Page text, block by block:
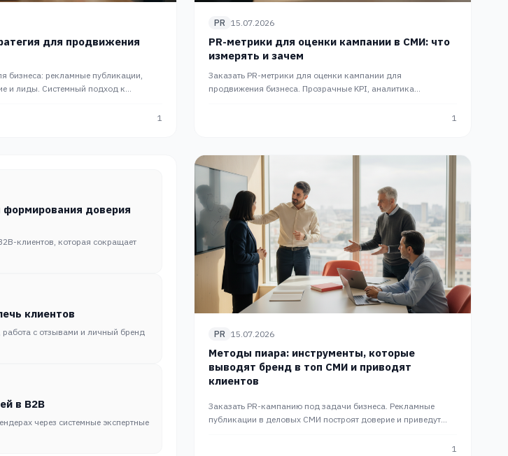
для продвижения
бизнеса: рекламные публикации,
и лиды. Системный подход к
1
PR 15.07.2026
PR-метрики для оценки кампании в СМИ: что
измерять и зачем
Заказать PR-метрики для оценки кампании для
продвижения бизнеса. Прозрачные KPI, аналитика
1
формирования доверия
клиентов, которая сокращает
клиентов
с отзывами и личный бренд
в B2B
через системные экспертные
PR 15.07.2026
Методы пиара: инструменты, которые
выводят бренд в топ СМИ и приводят
клиентов
Заказать PR-кампанию под задачи бизнеса. Рекламные
публикации в деловых СМИ построят доверие и приведут
1